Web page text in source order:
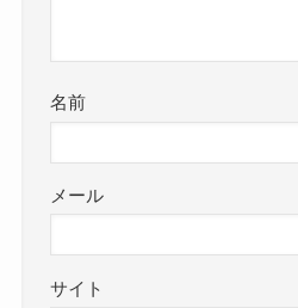
名前
メール
サイト